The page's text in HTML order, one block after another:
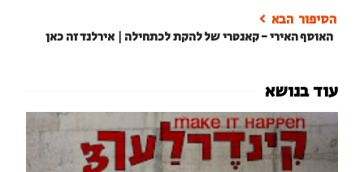
האוסף האירי - קאנטרי של להקת לכתחילה | אירלנד זה כאן